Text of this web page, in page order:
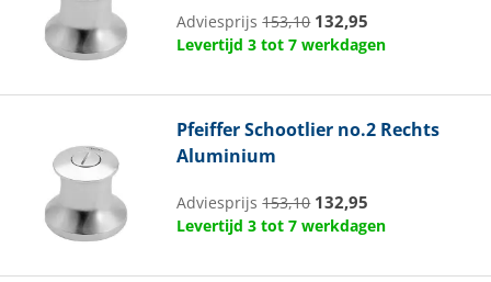
Adviesprijs153,10 132,95
Levertijd 3 tot 7 werkdagen
PfeifferSchootlier no.2 Rechts
Aluminium
Adviesprijs153,10 132,95
Levertijd 3 tot 7 werkdagen